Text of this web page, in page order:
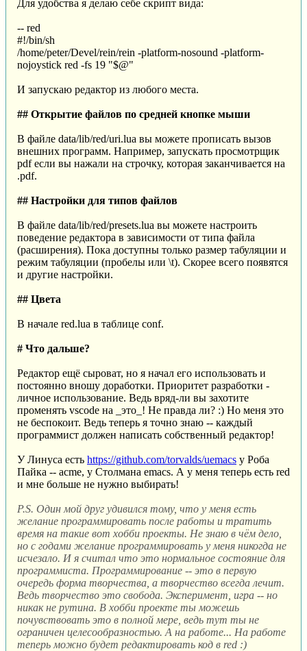
Для удобства я делаю себе скрипт вида:
-- red
#!/bin/sh
/home/peter/Devel/rein/rein -platform-nosound -platform-
nojoystick red -fs 19 "$@"
И запускаю редактор из любого места.
## Открытие файлов по средней кнопке мыши
В файле data/lib/red/uri.lua вы можете прописать вызов
внешних программ. Например, запускать просмотрщик
pdf если вы нажали на строчку, которая заканчивается на
.pdf.
## Настройки для типов файлов
В файле data/lib/red/presets.lua вы можете настроить
поведение редактора в зависимости от типа файла
(расширения). Пока доступны только размер табуляции и
режим табуляции (пробелы или \t). Скорее всего появятся
и другие настройки.
## Цвета
В начале red.lua в таблице conf.
# Что дальше?
Редактор ещё сыроват, но я начал его использовать и
постоянно вношу доработки. Приоритет разработки -
личное использование. Ведь вряд-ли вы захотите
променять vscode на _это_! Не правда ли? :) Но меня это
не беспокоит. Ведь теперь я точно знаю -- каждый
программист должен написать собственный редактор!
У Линуса есть https://github.com/torvalds/uemacs у Роба
Пайка -- acme, у Столмана emacs. А у меня теперь есть red
и мне больше не нужно выбирать!
P.S. Один мой друг удивился тому, что у меня есть
желание программировать после работы и тратить
время на такие вот хобби проекты. Не знаю в чём дело,
но с годами желание программировать у меня никогда не
исчезало. И я считал что это нормальное состояние для
программиста. Программирование -- это в первую
очередь форма творчества, а творчество всегда лечит.
Ведь творчество это свобода. Эксперимент, игра -- но
никак не рутина. В хобби проекте ты можешь
почувствовать это в полной мере, ведь тут ты не
ограничен целесообразностью. А на работе... На работе
теперь можно будет редактировать код в red :)